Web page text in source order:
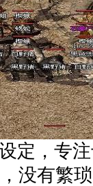
定，专
没有繁